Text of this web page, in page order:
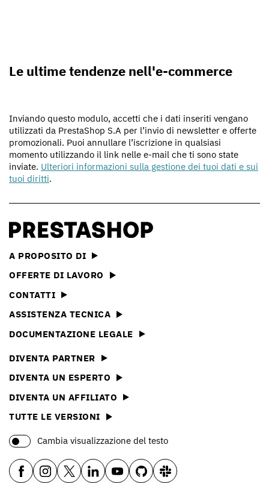
Le ultime tendenze nell'e-commerce
Inviando questo modulo, accetti che i dati inseriti vengano
utilizzati da PrestaShop S.A per l’invio di newsletter e offerte
promozionali. Puoi annullare l’iscrizione in qualsiasi
momento utilizzando il link nelle e-mail che ti sono state
inviate. Ulteriori informazioni sulla gestione dei tuoi dati e sui
tuoi diritti.
A PROPOSITO DI
OFFERTE DI LAVORO
CONTATTI
ASSISTENZA TECNICA
DOCUMENTAZIONE LEGALE
DIVENTA PARTNER
DIVENTA UN ESPERTO
DIVENTA UN AFFILIATO
TUTTE LE VERSIONI
Cambia visualizzazione del testo